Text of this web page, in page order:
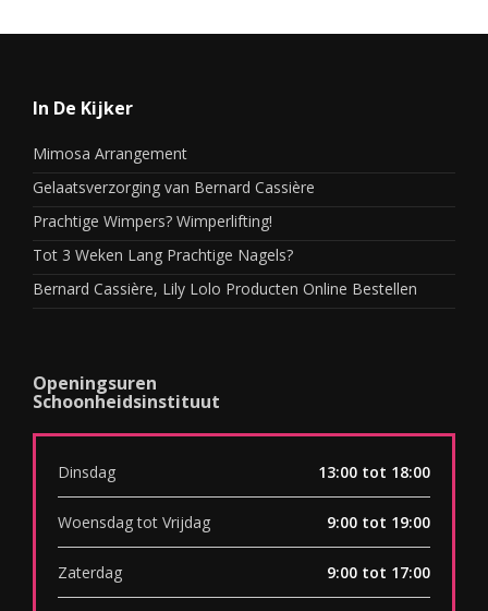
In De Kijker
Mimosa Arrangement
Gelaatsverzorging van Bernard Cassière
Prachtige Wimpers? Wimperlifting!
Tot 3 Weken Lang Prachtige Nagels?
Bernard Cassière, Lily Lolo Producten Online Bestellen
Openingsuren
Schoonheidsinstituut
Dinsdag 13:00 tot 18:00
Woensdag tot Vrijdag 9:00 tot 19:00
Zaterdag 9:00 tot 17:00